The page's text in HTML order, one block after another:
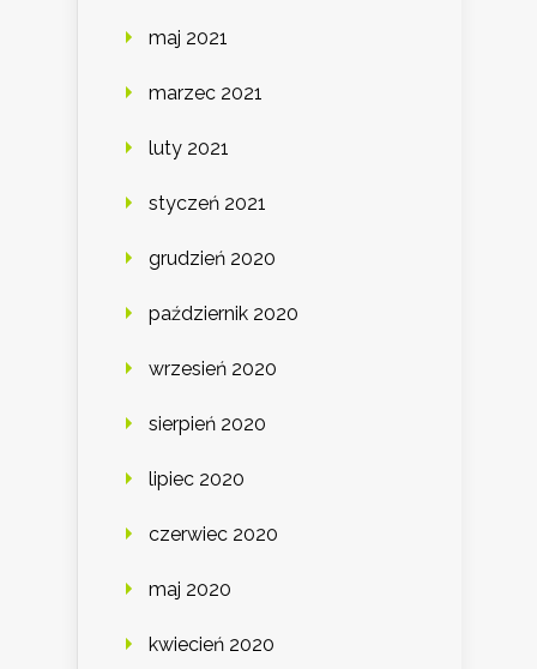
maj 2021
marzec 2021
luty 2021
styczeń 2021
grudzień 2020
październik 2020
wrzesień 2020
sierpień 2020
lipiec 2020
czerwiec 2020
maj 2020
kwiecień 2020